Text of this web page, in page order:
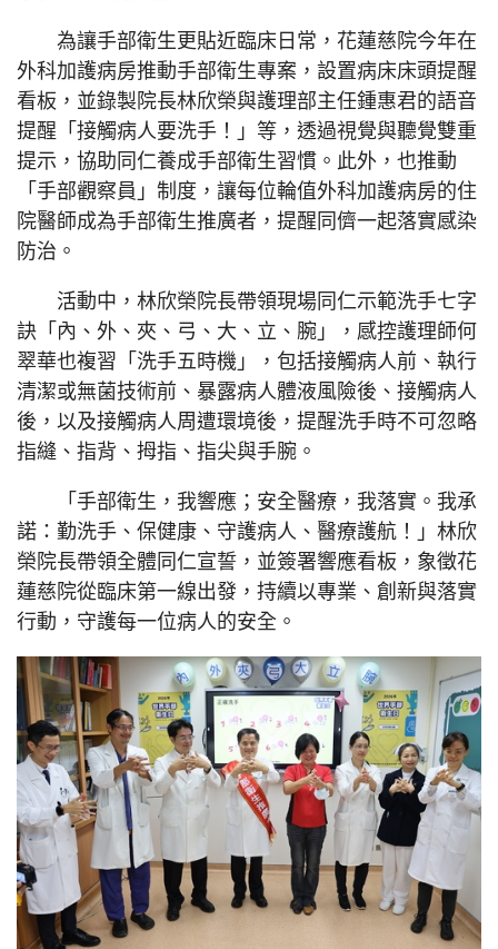
為讓手部衛生更貼近臨床日常，花蓮慈院今年在
外科加護病房推動手部衛生專案，設置病床床頭提醒
看板，並錄製院長林欣榮與護理部主任鍾惠君的語音
提醒「接觸病人要洗手！」等，透過視覺與聽覺雙重
提示，協助同仁養成手部衛生習慣。此外，也推動
「手部觀察員」制度，讓每位輪值外科加護病房的住
院醫師成為手部衛生推廣者，提醒同儕一起落實感染
防治。
活動中，林欣榮院長帶領現場同仁示範洗手七字
訣「內、外、夾、弓、大、立、腕」，感控護理師何
翠華也複習「洗手五時機」，包括接觸病人前、執行
清潔或無菌技術前、暴露病人體液風險後、接觸病人
後，以及接觸病人周遭環境後，提醒洗手時不可忽略
指縫、指背、拇指、指尖與手腕。
「手部衛生，我響應；安全醫療，我落實。我承
諾：勤洗手、保健康、守護病人、醫療護航！」林欣
榮院長帶領全體同仁宣誓，並簽署響應看板，象徵花
蓮慈院從臨床第一線出發，持續以專業、創新與落實
行動，守護每一位病人的安全。